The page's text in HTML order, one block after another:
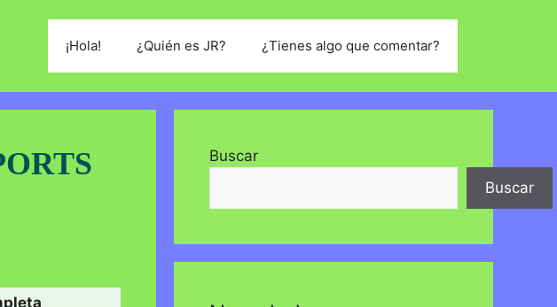
¡Hola! ¿Quién es JR? ¿Tienes algo que comentar?
Buscar
Buscar